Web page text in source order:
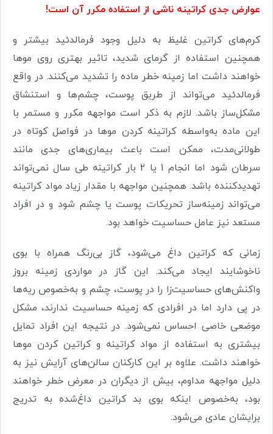
عوارض جدی کراتینه ناشی از استفاده مکرر آن است!
کرم‌های کراتین غلیظ به دلیل وجود فرمالدئید بیشتر و
همچنین استفاده از گرمای شدید، تاثیر بهتری روی موها
خواهند داشت اما زمینه خطر ماده را تشدید می‌کنند. در واقع
فرمالدئید می‌تواند از طریق پوست، چشم‌ها و استنشاق
مشکل‌ساز باشد. لازم به ذکر است مواجهه مکرر و مستمر با
این ماده به‌واسطه کراتینه کردن موها در فواصل کوتاه در
طولانی‌مدت، ممکن است باعث بیماری‌های جدی مانند
سرطان شود اما انجام 1 یا 2 بار کراتینه طی سال نمی‌تواند
تهدیدکننده باشد. همچنین مواجهه با مقدار زیاد مواد کراتینه
می‌تواند ‌زمینه‌ساز تحریکات پوست یا چشم ‌شود و در افراد
مستعد نیز عامل حساسیت خواهد بود.
زمانی که کراتین داغ می‌شود، گاز بی‌رنگ همراه با بوی
ناخوشایند ایجاد می‌کند. این گاز در مواردی زمینه بروز
واکنش‌های حساسیت‌زا را در پوست، چشم و به‌خصوص ریه‌ها
در پی دارد اما در افرادی که زمینه حساسیت ندارند، مشکل
موضعی خاصی احساس نمی‌شود. در نتیجه این افراد تمایل
بیشتری به استفاده از مواد کراتینه و کراتین کردن موها
خواهند داشت. علاوه بر این کارکنان سالن‌های آرایش نیز به
دلیل مواجهه مداوم، بیش از دیگران در معرض خطر خواهند
بود، به‌خصوص اینکه بوی بد کراتین داغ‌شده به تدریج
برایشان عادی می‌شود.